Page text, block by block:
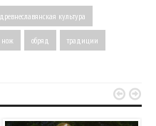
древнеславянская культура
нож обряд традиции
 